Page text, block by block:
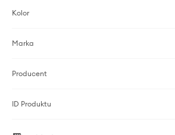
Kolor
Marka
Producent
ID Produktu